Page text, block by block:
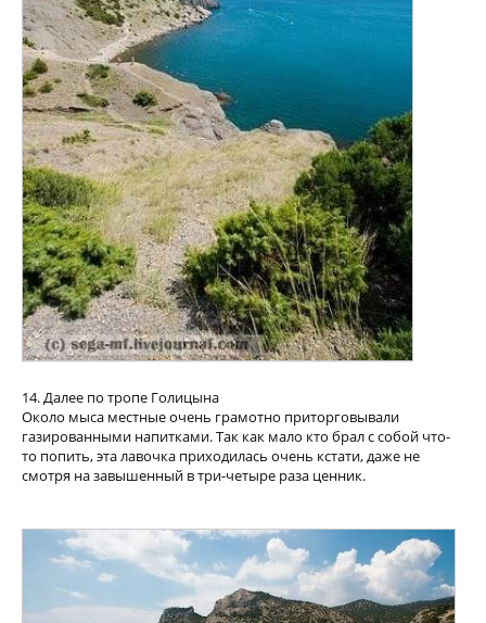
14. Далее по тропе Голицына
Около мыса местные очень грамотно приторговывали
газированными напитками. Так как мало кто брал с собой что-
то попить, эта лавочка приходилась очень кстати, даже не
смотря на завышенный в три-четыре раза ценник.